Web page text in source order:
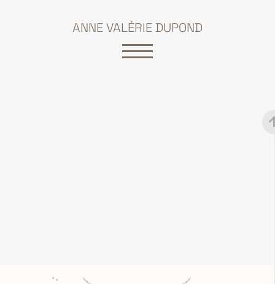
ANNE VALÉRIE DUPOND